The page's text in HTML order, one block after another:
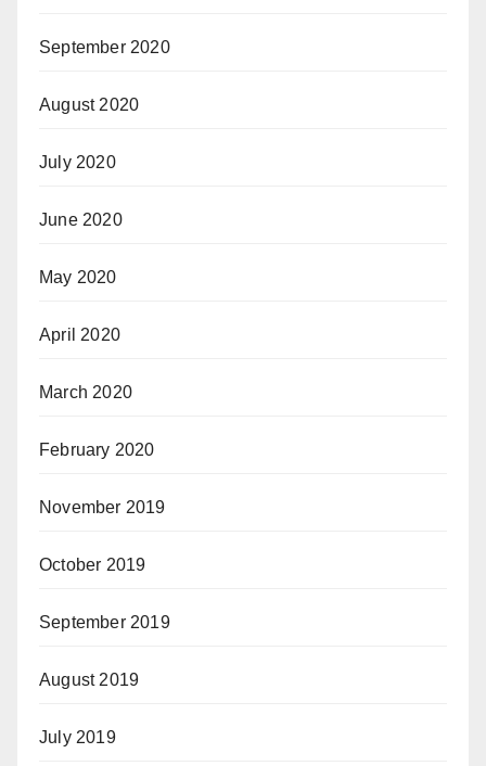
September 2020
August 2020
July 2020
June 2020
May 2020
April 2020
March 2020
February 2020
November 2019
October 2019
September 2019
August 2019
July 2019